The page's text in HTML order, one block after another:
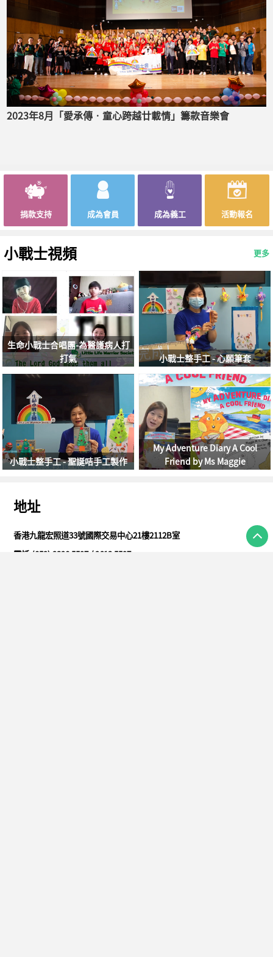
2023年8月「愛承傳‧童心跨越廿載情」籌款音樂會
捐款支持 成為會員 成為義工 活動報名
小戰士視頻 更多
生命小戰士合唱團-為醫護病人打
打氣
小戰士整手工 - 心願筆套
小戰士整手工 - 聖誕咭手工製作
My Adventure Diary A Cool
Friend by Ms Maggie
地址
香港九龍宏照道33號國際交易中心21樓2112B室
電話:(852) 2328 5597 / 2613 5597